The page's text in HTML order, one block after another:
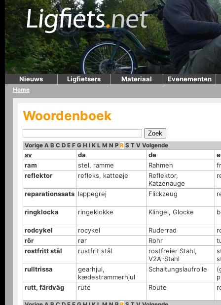
Nieuws Ligfietsers Materiaal Evenementen
Home
Woordenboek
Vorige A B C D E F G H I K L M N P R S T V Volgende
sv da de
ram
stel, ramme Rahmen
reflektor
refleks, katteøje
Reflektor,
Katzenauge
reparationssats lappegrej Flickzeug
ringklocka ringeklokke Klingel, Glocke
rodcykel rocykel Ruderrad
rör
rør Rohr
rostfritt stål
rustfrit stål
rostfreier Stahl,
V2A-Stahl
rulltrissa
gearhjul,
kædestrammerhjul
Schaltungslaufrolle
rutt, färdväg
rute Route